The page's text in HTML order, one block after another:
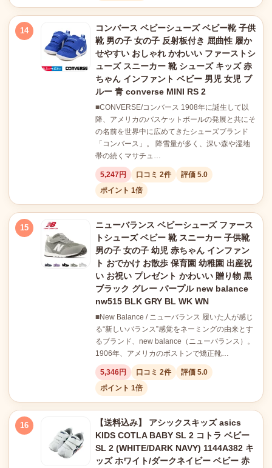
14
コンバース ベビーシューズ ベビー靴 子供
靴 男の子 女の子 反射板付き 屈曲性 履か
せやすい おしゃれ かわいい ファーストシ
ューズ スニーカー 靴 シューズ キッズ 赤
ちゃん インファント ベビー 男児 女児 ブ
ルー 青 converse MINI RS 2
■CONVERSE/コンバース 1908年に誕生して以
降、アメリカのバスケットボールの発展と共にそ
の名前を世界中に広めてきたシューズブランド
「コンバース」。 降雪量が多く、深い森や湿地
帯の続くマサチュ…
5,247円 口コミ 2件
評価 5.0
ポイント 1倍
15
ニューバランス ベビーシューズ ファース
トシューズ ベビー 靴 スニーカー 子供靴
男の子 女の子 幼児 赤ちゃん インファン
ト おでかけ お散歩 保育園 幼稚園 出産祝
い お祝い プレゼント かわいい 贈り物 黒
ブラック グレー パープル new balance
nw515 BLK GRY BL WK WN
■New Balance / ニューバランス 履いた人が感じ
る“新しいバランス”感覚をネーミングの由来とす
るブランド、new balance（ニューバランス）。
1906年、アメリカのボストンで矯正靴…
5,346円 口コミ 2件
評価 5.0
ポイント 1倍
16
【送料込み】 アシックスキッズ asics
KIDS COTLA BABY SL 2 コトラ ベビー
SL 2 (WHITE/DARK NAVY) 1144A382 キ
ッズ ホワイト/ダークネイビー ベビー 赤